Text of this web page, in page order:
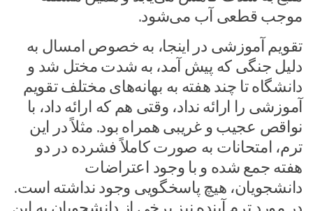
موجب قطعی آب می‌شود.
تقویم آموزشی در اینجا، به خصوص امسال به
دلیل جنگی که پیش آمد، به شدت مختل شد و
دانشگاه تا چند هفته به بهانه‌های مختلف تقویم
آموزشی را ارائه نداد، وقتی هم که ارائه داد، با
نواقص عجیب و غریبی همراه بود. مثلاً در این
ترم، امتحانات به صورت کاملاً فشرده در دو
هفته جمع شده و با وجود اعتراضات
دانشجویان، هیچ پاسخگویی وجود نداشته است.